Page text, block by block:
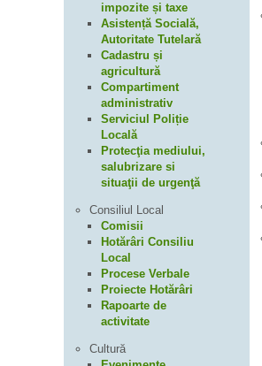
impozite și taxe
Asistență Socială,
Autoritate Tutelară
Cadastru și
agricultură
Compartiment
administrativ
Serviciul Poliție
Locală
Protecţia mediului,
salubrizare si
situaţii de urgenţă
Consiliul Local
Comisii
Hotărâri Consiliu
Local
Procese Verbale
Proiecte Hotărâri
Rapoarte de
activitate
Cultură